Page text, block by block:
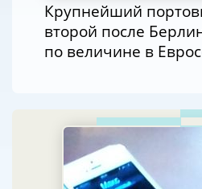
Крупнейший
второй после
по величине в